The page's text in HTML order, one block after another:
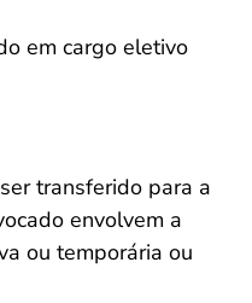
em cargo eletivo
transferido para a
envolvem a
ou temporária ou